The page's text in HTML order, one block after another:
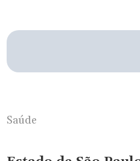
Saúde